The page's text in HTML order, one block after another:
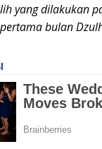
yang dilakukan
bulan